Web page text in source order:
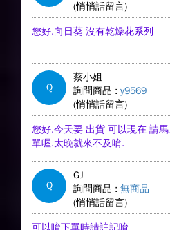
(悄悄話留言)
您好.向日葵 沒有乾燥花系列
Q
蔡小姐
詢問商品 : y9569
(悄悄話留言)
您好.今天要 出貨 可以現在 請
單喔.太晚就來不及唷.
Q
GJ
詢問商品 : 無商品
(悄悄話留言)
可以唷下單時請註記唷